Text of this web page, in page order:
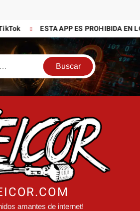
ESTA APP ES PROHIBIDA EN
amantes de internet!